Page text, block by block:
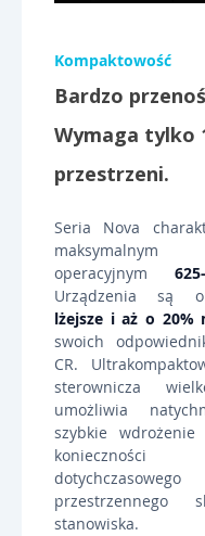
Kompaktowość
Bardzo
Wymaga tylko
przestrzeni.
Seria Nova
maksymalnym
operacyjnym
Urządzenia są
lżejsze i aż o 20%
swoich
CR.
sterownicza
umożliwia
szybkie
przestrzennego
stanowiska.